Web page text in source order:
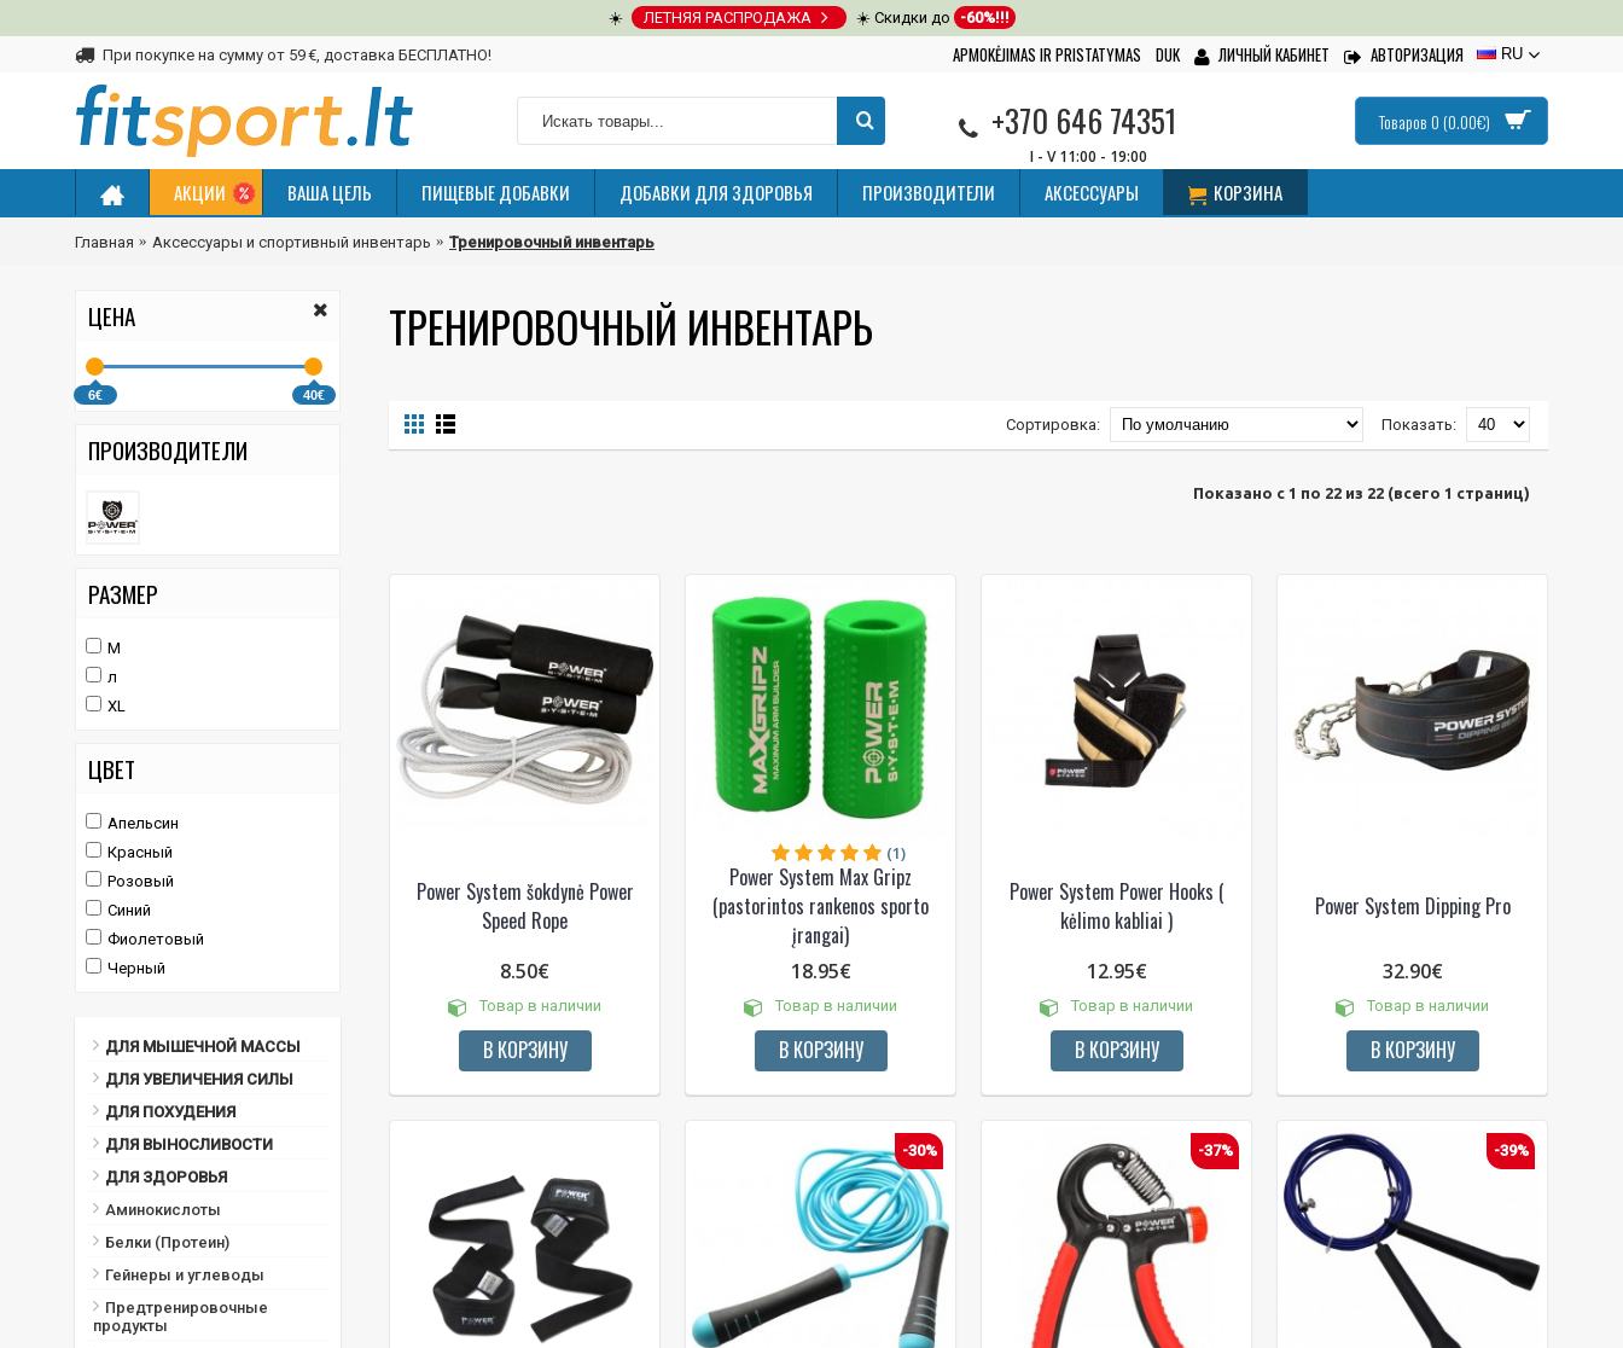
☀️ ЛЕТНЯЯ РАСПРОДАЖА ☀️ Скидки до -60%!!!
При покупке на сумму от 59 €, доставка БЕСПЛАТНО! APMOKĖJIMAS IR PRISTATYMAS DUK ЛИЧНЫЙ КАБИНЕТ АВТОРИЗАЦИЯ RU
+370 646 74351
I - V 11:00 - 19:00
Товаров 0 (0.00€)
АКЦИИ ВАША ЦЕЛЬ ПИЩЕВЫЕ ДОБАВКИ ДОБАВКИ ДЛЯ ЗДОРОВЬЯ ПРОИЗВОДИТЕЛИ АКСЕССУАРЫ КОРЗИНА
Главная Аксессуары и спортивный инвентарь Тренировочный инвентарь
ЦЕНА
6€ 40€
ПРОИЗВОДИТЕЛИ
РАЗМЕР
М
л
XL
ЦВЕТ
Апельсин
Красный
Розовый
Синий
Фиолетовый
Черный
ДЛЯ МЫШЕЧНОЙ МАССЫ
ДЛЯ УВЕЛИЧЕНИЯ СИЛЫ
ДЛЯ ПОХУДЕНИЯ
ДЛЯ ВЫНОСЛИВОСТИ
ДЛЯ ЗДОРОВЬЯ
Аминокислоты
Белки (Протеин)
Гейнеры и углеводы
Предтренировочные
продукты
ТРЕНИРОВОЧНЫЙ ИНВЕНТАРЬ
Показать:
Сортировка:
Показано с 1 по 22 из 22 (всего 1 страниц)
Power System šokdynė Power
Speed Rope
8.50€
Товар в наличии
В КОРЗИНУ
Power System Max Gripz
(pastorintos rankenos sporto
įrangai)
(1)
18.95€
Товар в наличии
В КОРЗИНУ
Power System Power Hooks (
kėlimo kabliai )
12.95€
Товар в наличии
В КОРЗИНУ
Power System Dipping Pro
32.90€
Товар в наличии
В КОРЗИНУ
-30% -37% -39%